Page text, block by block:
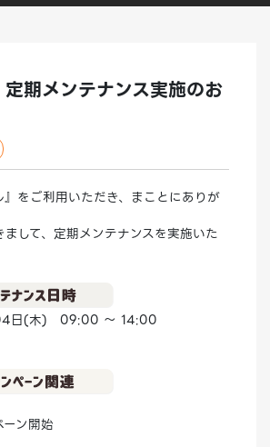
期メンテナンス実施のお
をご利用いただき、まことにありが
して、定期メンテナンスを実施いた
日(木) 09:00 ～ 14:00
ン開始